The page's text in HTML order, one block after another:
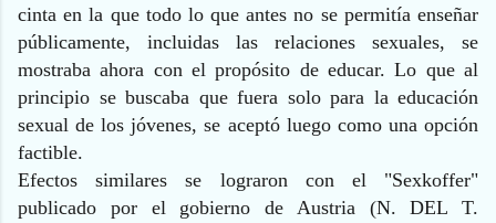
cinta en la que todo lo que antes no se permitía enseñar
públicamente, incluidas las relaciones sexuales, se
mostraba ahora con el propósito de educar. Lo que al
principio se buscaba que fuera solo para la educación
sexual de los jóvenes, se aceptó luego como una opción
factible.
Efectos similares se lograron con el "Sexkoffer"
publicado por el gobierno de Austria (N. DEL T.